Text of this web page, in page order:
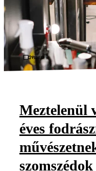
Videó
Meztelenül
éves